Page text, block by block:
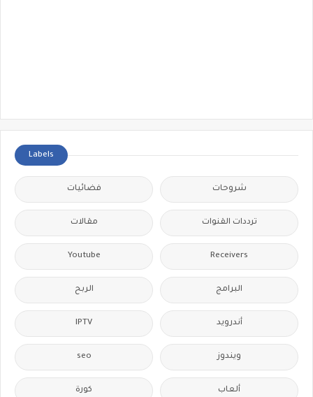
Labels
شروحات فضائيات
ترددات القنوات مقالات
Receivers
Youtube
البرامج الربح
أندرويد IPTV
ويندوز seo
ألعاب كورة